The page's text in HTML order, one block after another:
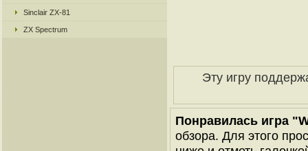
Sinclair ZX-81
ZX Spectrum
Эту игру
Понравилась игра
обзора. Для этого